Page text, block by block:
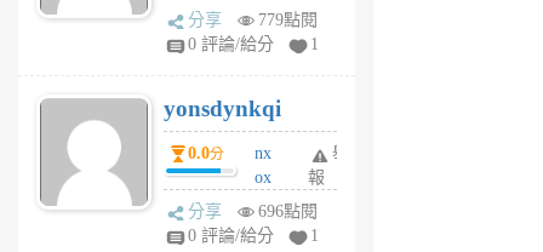
wt
sv
6
個
月
前
分享
779點閱
0 評論/給分
1
yonsdynkqi
0.0分
nx
ox
rh
pe
舉
報
分享
696點閱
0 評論/給分
1